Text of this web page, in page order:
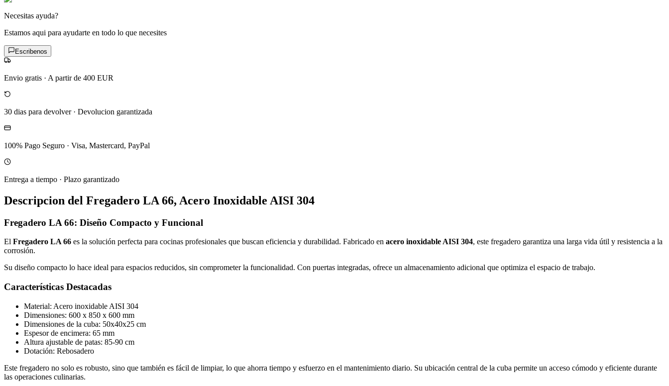
Necesitas ayuda?
Estamos aqui para ayudarte en todo lo que necesites
Escribenos
Envio gratis · A partir de 400 EUR
30 dias para devolver· Devolucion garantizada
100% Pago Seguro · Visa, Mastercard, PayPal
Entrega a tiempo · Plazo garantizado
Descripcion del Fregadero LA 66, Acero Inoxidable AISI 304
Fregadero LA 66: Diseño Compacto y Funcional
El Fregadero LA 66 es la solución perfecta para cocinas profesionales que buscan eficiencia y durabilidad. Fabricado en acero inoxidable AISI 304, este fregadero garantiza una larga vida útil y resistencia a la
corrosión.
Su diseño compacto lo hace ideal para espacios reducidos, sin comprometer la funcionalidad. Con puertas integradas, ofrece un almacenamiento adicional que optimiza el espacio de trabajo.
Características Destacadas
Material: Acero inoxidable AISI 304
Dimensiones: 600 x 850 x 600 mm
Dimensiones de la cuba: 50x40x25 cm
Espesor de encimera: 65 mm
Altura ajustable de patas: 85-90 cm
Dotación: Rebosadero
Este fregadero no solo es robusto, sino que también es fácil de limpiar, lo que ahorra tiempo y esfuerzo en el mantenimiento diario. Su ubicación central de la cuba permite un acceso cómodo y eficiente durante
las operaciones culinarias.